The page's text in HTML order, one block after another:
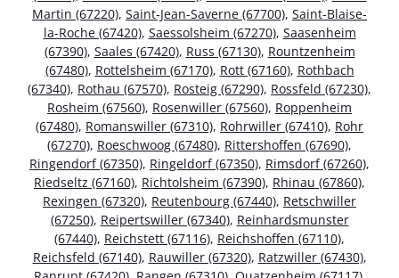
Martin (67220), Saint-Jean-Saverne (67700), Saint-Blaise-
la-Roche (67420), Saessolsheim (67270), Saasenheim
(67390), Saales (67420), Russ (67130), Rountzenheim
(67480), Rottelsheim (67170), Rott (67160), Rothbach
(67340), Rothau (67570), Rosteig (67290), Rossfeld (67230),
Rosheim (67560), Rosenwiller (67560), Roppenheim
(67480), Romanswiller (67310), Rohrwiller (67410), Rohr
(67270), Roeschwoog (67480), Rittershoffen (67690),
Ringendorf (67350), Ringeldorf (67350), Rimsdorf (67260),
Riedseltz (67160), Richtolsheim (67390), Rhinau (67860),
Rexingen (67320), Reutenbourg (67440), Retschwiller
(67250), Reipertswiller (67340), Reinhardsmunster
(67440), Reichstett (67116), Reichshoffen (67110),
Reichsfeld (67140), Rauwiller (67320), Ratzwiller (67430),